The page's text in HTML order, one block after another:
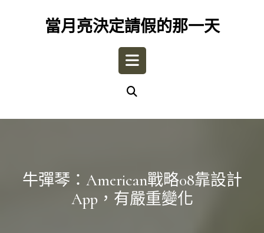
當月亮決定請假的那一天
Open
牛彈琴：american戰略08靠設計
App，有嚴重變化